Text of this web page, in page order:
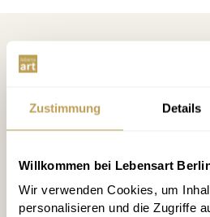
Zustimmung Details
Willkommen bei Lebensart
Wir verwenden Cookies, um
personalisieren und die Zugriffe
10 €